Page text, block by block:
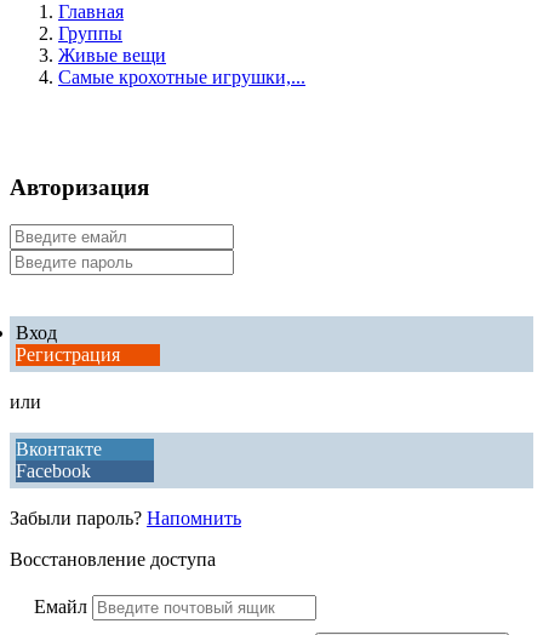
Главная
Группы
Живые вещи
Самые крохотные игрушки,...
Авторизация
Вход
Регистрация
или
Вконтакте
Facebook
Забыли пароль? Напомнить
Восстановление доступа
Емайл